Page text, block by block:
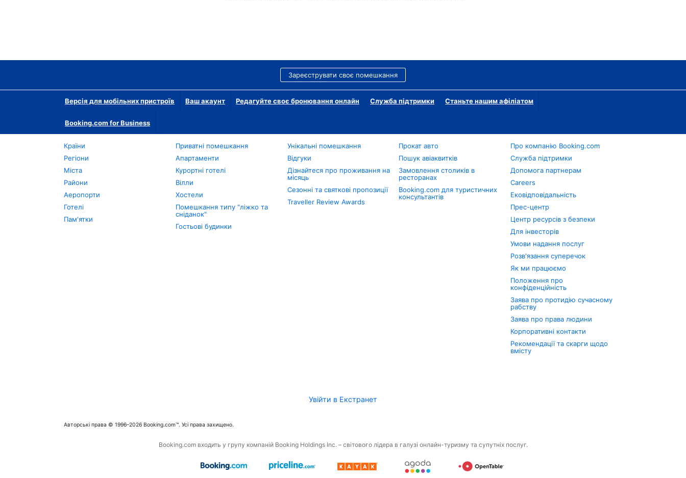
Зареєструвати своє помешкання
Версія для мобільних пристроїв Ваш акаунт Редагуйте своє бронювання онлайн Служба підтримки Станьте нашим афіліатом
Booking.com for Business
Країни
Регіони
Міста
Райони
Аеропорти
Готелі
Пам'ятки
Приватні помешкання
Апартаменти
Курортні готелі
Вілли
Хостели
Помешкання типу "ліжко та
сніданок"
Гостьові будинки
Унікальні помешкання
Відгуки
Дізнайтеся про проживання на
місяць
Сезонні та святкові пропозиції
Traveller Review Awards
Прокат авто
Пошук авіаквитків
Замовлення столиків в
ресторанах
Booking.com для туристичних
консультантів
Про компанію Booking.com
Служба підтримки
Допомога партнерам
Careers
Ековідповідальність
Прес-центр
Центр ресурсів з безпеки
Для інвесторів
Умови надання послуг
Розв'язання суперечок
Як ми працюємо
Положення про
конфіденційність
Заява про протидію сучасному
рабству
Заява про права людини
Корпоративні контакти
Рекомендації та скарги щодо
вмісту
Увійти в Екстранет
Авторські права © 1996–2026 Booking.com™. Усі права захищено.
Booking.com входить у групу компаній Booking Holdings Inc. – світового лідера в галузі онлайн-туризму та супутніх послуг.